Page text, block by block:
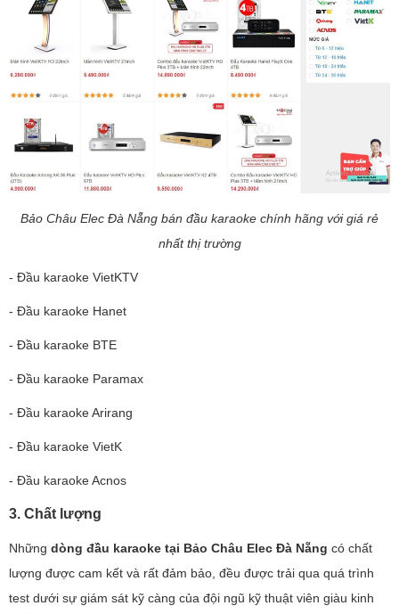
Bảo Châu Elec Đà Nẵng bán đầu karaoke chính hãng với giá rẻ
nhất thị trường
- Đầu karaoke VietKTV
- Đầu karaoke Hanet
- Đầu karaoke BTE
- Đầu karaoke Paramax
- Đầu karaoke Arirang
- Đầu karaoke VietK
- Đầu karaoke Acnos
3. Chất lượng
Những dòng đầu karaoke tại Bảo Châu Elec Đà Nẵng có chất
lượng được cam kết và rất đảm bảo, đều được trải qua quá trình
test dưới sự giám sát kỹ càng của đội ngũ kỹ thuật viên giàu kinh